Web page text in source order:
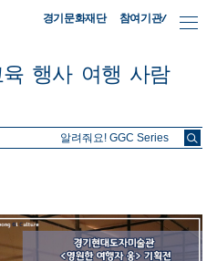
경기문화재단 참여기관/
육 행사 여행 사람